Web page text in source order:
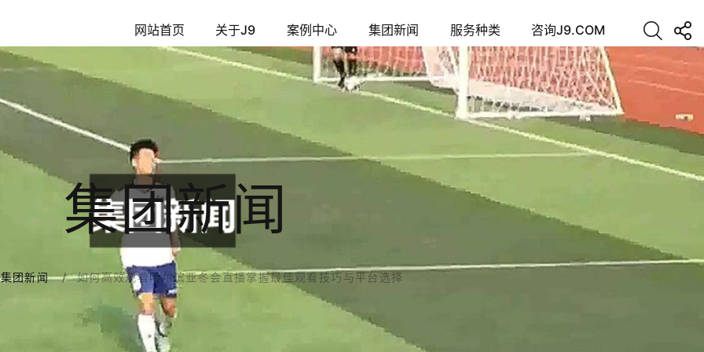
网站首页 关于J9 案例中心 集团新闻 服务种类 咨询J9.COM
集团新闻
集团新闻 如何高效观看哈尔滨亚冬会直播掌握最佳观看技巧与平台选择